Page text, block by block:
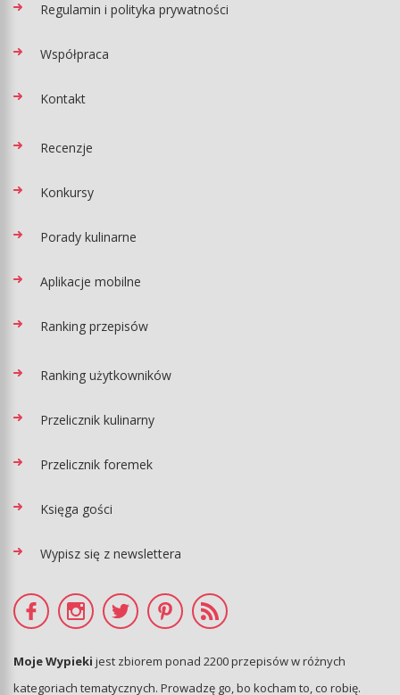
Regulamin i polityka prywatności
Współpraca
Kontakt
Recenzje
Konkursy
Porady kulinarne
Aplikacje mobilne
Ranking przepisów
Ranking użytkowników
Przelicznik kulinarny
Przelicznik foremek
Księga gości
Wypisz się z newslettera
Moje Wypieki jest zbiorem ponad 2200 przepisów w różnych
kategoriach tematycznych. Prowadzę go, bo kocham to, co robię.